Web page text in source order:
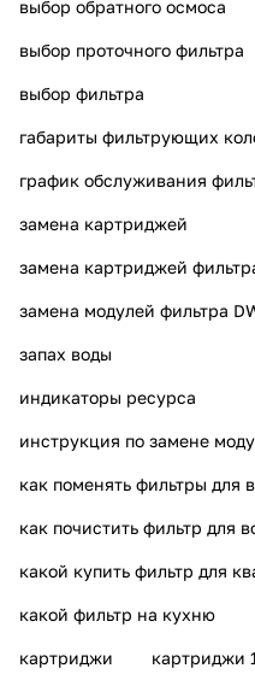
выбор обратного осмоса
выбор проточного фильтра
выбор фильтра
габариты фильтрующих
график обслуживания
замена картриджей
замена модулей фильтра
запах воды
индикаторы ресурса
как поменять фильтры для
как почистить фильтр для
какой фильтр на кухню
картриджи картриджи